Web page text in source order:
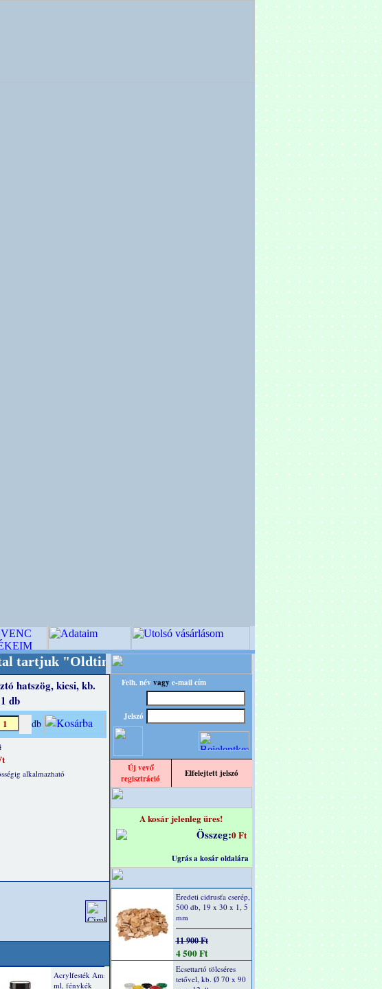
RETRO" designba!
+++++++ OPITEC - A
hatszög, kicsi, kb.
db
db
alkalmazható
Felh. név vagy e-mail cím
Jelszó
Új vevő
regisztráció
Elfelejtett jelszó
A kosár jelenleg üres!
Összeg:0 Ft
Ugrás a kosár oldalára
Eredeti cidrusfa cserép,
500 db, 19 x 30 x 1, 5
mm
11 900 Ft
4 500 Ft
Ecsettartó tölcséres
tetővel, kb. Ø 70 x 90